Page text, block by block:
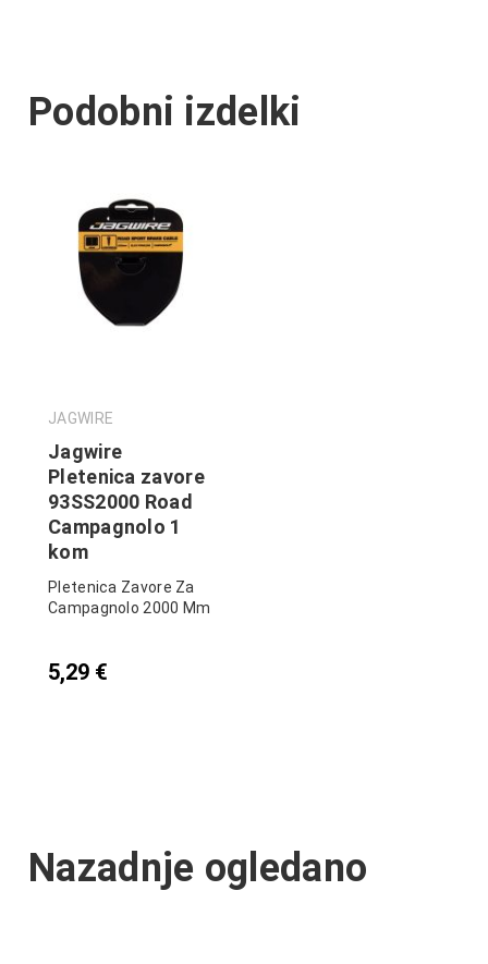
Podobni izdelki
JAGWIRE
Jagwire
Pletenica zavore
93SS2000 Road
Campagnolo 1
kom
Pletenica Zavore Za
Campagnolo 2000 Mm
5,29 €
Nazadnje ogledano